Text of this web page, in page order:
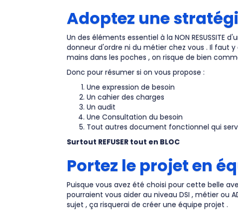
Adoptez une
Un des éléments essentiel à la NON
donneur d'ordre ni du métier chez vous . Il faut
mains dans les poches , on risque de bien
Donc pour résumer si on vous propose :
Une expression de besoin
Un cahier des charges
Un audit
Une Consultation du besoin
Tout autres document fonctionnel qui
Surtout REFUSER tout en BLOC
Portez le projet en
Puisque vous avez été choisi pour cette belle
pourraient vous aider au niveau DSI , métier ou
sujet , ça risquerai de créer une équipe projet .